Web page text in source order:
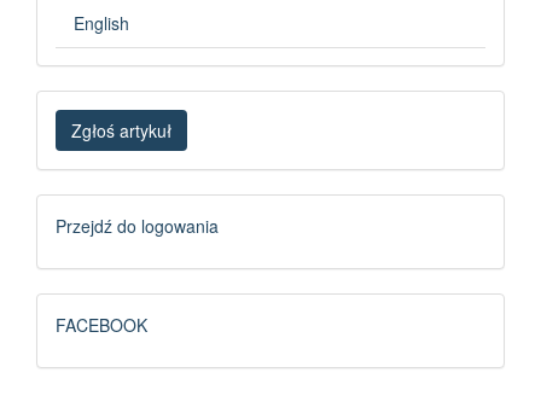
English
Zgłoś
artykuł
Zgłoś artykuł
Logowanie
Przejdź do logowania
FB
FACEBOOK